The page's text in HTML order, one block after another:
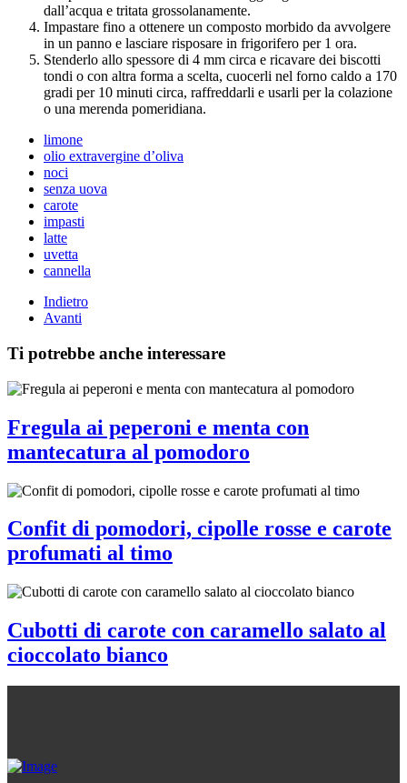
dall’acqua e tritata grossolanamente.
Impastare fino a ottenere un composto morbido da avvolgere
in un panno e lasciare risposare in frigorifero per 1 ora.
Stenderlo allo spessore di 4 mm circa e ricavare dei biscotti
tondi o con altra forma a scelta, cuocerli nel forno caldo a 170
gradi per 10 minuti circa, raffreddarli e usarli per la colazione
o una merenda pomeridiana.
limone
olio extravergine d’oliva
noci
senza uova
carote
impasti
latte
uvetta
cannella
Indietro
Avanti
Ti potrebbe anche interessare
Fregula ai peperoni e menta con
mantecatura al pomodoro
Confit di pomodori, cipolle rosse e carote
profumati al timo
Cubotti di carote con caramello salato al
cioccolato bianco